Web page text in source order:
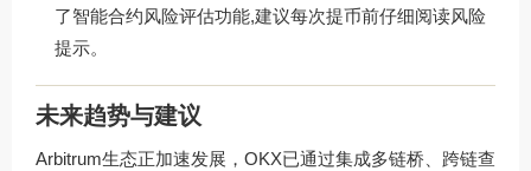
了智能合约风险评估功能,建议每次提币前仔细阅读风险
提示。
未来趋势与建议
Arbitrum生态正加速发展，OKX已通过集成多链桥、跨链查